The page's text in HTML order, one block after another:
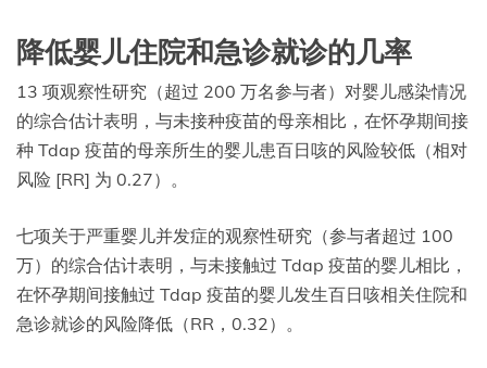
降低婴儿住院和急诊就诊的几率
13 项观察性研究（超过 200 万名参与者）对婴儿感染情况
的综合估计表明，与未接种疫苗的母亲相比，在怀孕期间接
种 Tdap 疫苗的母亲所生的婴儿患百日咳的风险较低（相对
风险 [RR] 为 0.27）。
七项关于严重婴儿并发症的观察性研究（参与者超过 100
万）的综合估计表明，与未接触过 Tdap 疫苗的婴儿相比，
在怀孕期间接触过 Tdap 疫苗的婴儿发生百日咳相关住院和
急诊就诊的风险降低（RR，0.32）。